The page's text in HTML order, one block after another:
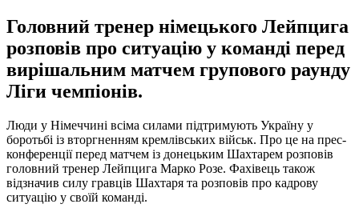
Головний тренер німецького Лейпцига
розповів про ситуацію у команді перед
вирішальним матчем групового раунду
Ліги чемпіонів.
Люди у Німеччині всіма силами підтримують Україну у
боротьбі із вторгненням кремлівських військ. Про це на прес-
конференції перед матчем із донецьким Шахтарем розповів
головний тренер Лейпцига Марко Розе. Фахівець також
відзначив силу гравців Шахтаря та розповів про кадрову
ситуацію у своїй команді.